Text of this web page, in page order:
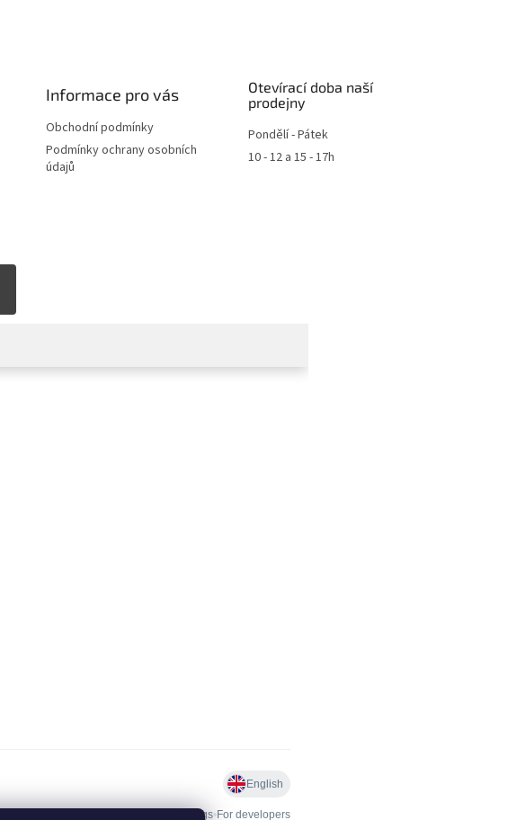
Informace pro vás
Obchodní podmínky
Podmínky ochrany osobních
údajů
Otevírací doba naší
prodejny
Pondělí - Pátek
10 - 12 a 15 - 17h